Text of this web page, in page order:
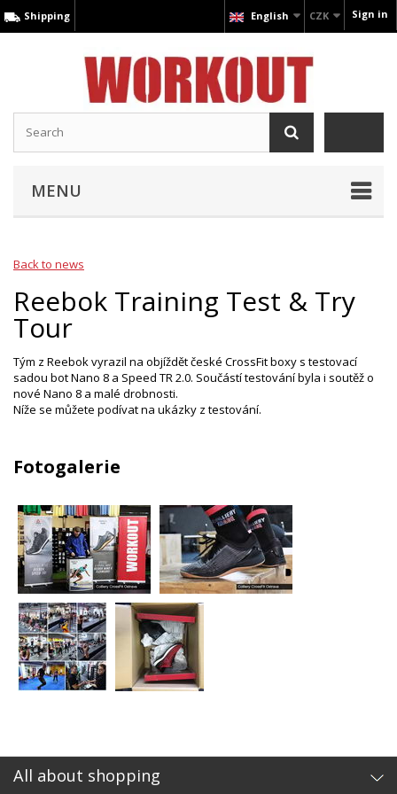
Sign in
CZK
English
Shipping
MENU
Back to news
Reebok Training Test & Try
Tour
Tým z Reebok vyrazil na objíždět české CrossFit boxy s testovací
sadou bot Nano 8 a Speed TR 2.0. Součástí testování byla i soutěž o
nové Nano 8 a malé drobnosti.
Níže se můžete podívat na ukázky z testování.
Fotogalerie
All about shopping